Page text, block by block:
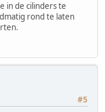
in de cilinders te
rond te laten
#5